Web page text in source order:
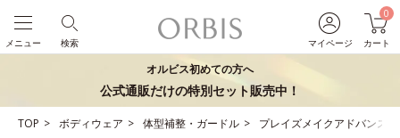
マイページ
0
カート
検索
メニュー
オルビス初めての方へ
公式通販だけの特別セット販売中！
TOP ボディウェア 体型補整・ガードル プレイズメイクアドバンス